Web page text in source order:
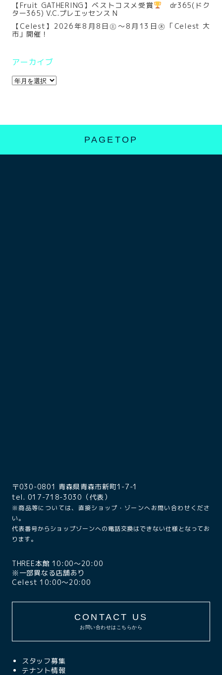
【Fruit GATHERING】ベストコスメ受賞
dr365(ドク
ター365) V.C.プレエッセンス N
【Celest】2026年8月8日㊏～8月13日㊍「Celest 大
市」開催！
アーカイブ
PAGETOP
〒030-0801 青森県青森市新町1-7-1
tel. 017-718-3030（代表）
※商品等については、直接ショップ・ゾーンへお問い合わせくださ
い。
代表番号からショップゾーンへの電話交換はできない仕様となってお
ります。
THREE本館 10:00〜20:00
※一部異なる店舗あり
Celest 10:00〜20:00
CONTACT US
お問い合わせはこちらから
スタッフ募集
テナント情報